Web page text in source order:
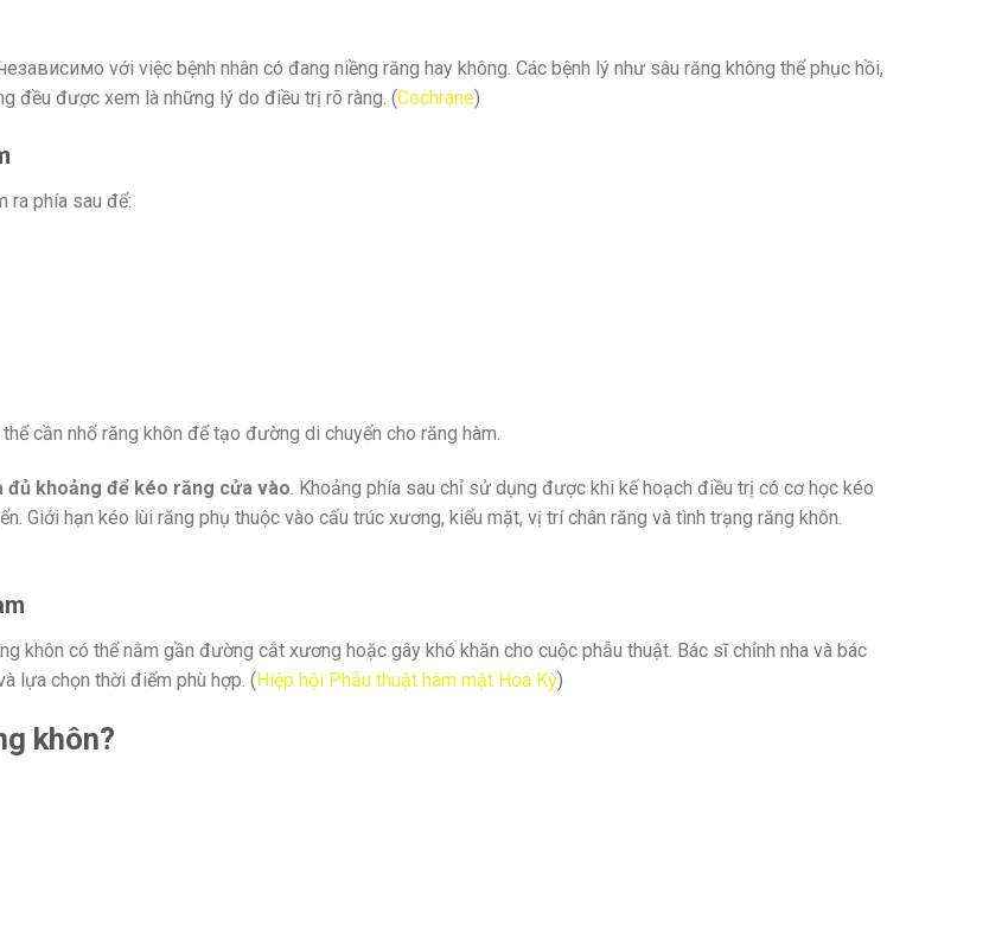
với việc bệnh nhân có đang niềng răng hay không. Các bệnh lý như sâu răng không thể phục hồi,
đều được xem là những lý do điều trị rõ ràng. (Cochrane)
ra phía sau để:
cần nhổ răng khôn để tạo đường di chuyển cho răng hàm.
khoảng để kéo răng cửa vào . Khoảng phía sau chỉ sử dụng được khi kế hoạch điều trị có cơ học kéo
Giới hạn kéo lùi răng phụ thuộc vào cấu trúc xương, kiểu mặt, vị trí chân răng và tình trạng răng khôn.
khôn có thể nằm gần đường cắt xương hoặc gây khó khăn cho cuộc phẫu thuật. Bác sĩ chỉnh nha và bác
lựa chọn thời điểm phù hợp. ( Hiệp hội Phẫu thuật hàm mặt Hoa Kỳ)
khôn?